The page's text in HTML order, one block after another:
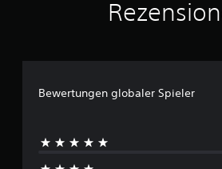
Bewertungen globaler Spieler